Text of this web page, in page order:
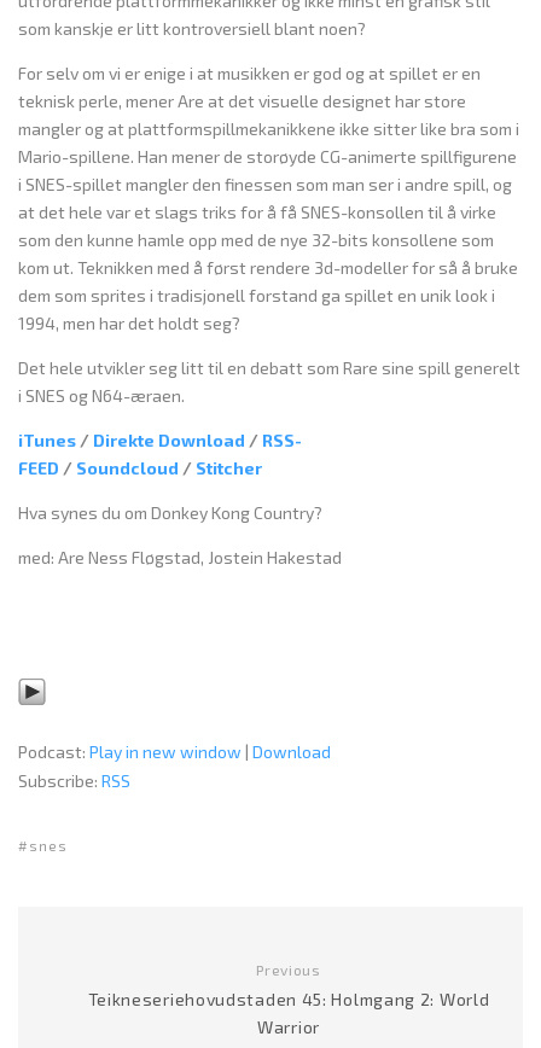
som kanskje er litt kontroversiell blant noen?
For selv om vi er enige i at musikken er god og at spillet er en
teknisk perle, mener Are at det visuelle designet har store
mangler og at plattformspillmekanikkene ikke sitter like bra som i
Mario-spillene. Han mener de storøyde CG-animerte spillfigurene
i SNES-spillet mangler den finessen som man ser i andre spill, og
at det hele var et slags triks for å få SNES-konsollen til å virke
som den kunne hamle opp med de nye 32-bits konsollene som
kom ut. Teknikken med å først rendere 3d-modeller for så å bruke
dem som sprites i tradisjonell forstand ga spillet en unik look i
1994, men har det holdt seg?
Det hele utvikler seg litt til en debatt som Rare sine spill generelt
i SNES og N64-æraen.
iTunes / Direkte Download / RSS-
FEED / Soundcloud / Stitcher
Hva synes du om Donkey Kong Country?
med: Are Ness Fløgstad, Jostein Hakestad
Podcast: Play in new window | Download
Subscribe: RSS
snes
Previous
Teikneseriehovudstaden 45: Holmgang 2: World
Warrior